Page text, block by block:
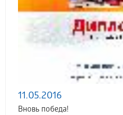
11.05.2016
Вновь победа!